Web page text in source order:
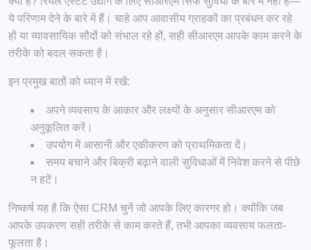
ये परिणाम देने के बारे में हैं। चाहे आप आवासीय ग्राहकों का प्रबंधन कर रहे
हों या व्यावसायिक सौदों को संभाल रहे हों, सही सीआरएम आपके काम करने के
तरीके को बदल सकता है।
इन प्रमुख बातों को ध्यान में रखें:
अपने व्यवसाय के आकार और लक्ष्यों के अनुसार सीआरएम को
अनुकूलित करें।
उपयोग में आसानी और एकीकरण को प्राथमिकता दें।
समय बचाने और बिक्री बढ़ाने वाली सुविधाओं में निवेश करने से पीछे
न हटें।
निष्कर्ष यह है कि ऐसा CRM चुनें जो आपके लिए कारगर हो। क्योंकि जब
आपके उपकरण सही तरीके से काम करते हैं, तभी आपका व्यवसाय फलता-
फूलता है।